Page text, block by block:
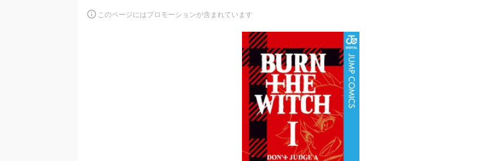
このページにはプロモーションが含まれています